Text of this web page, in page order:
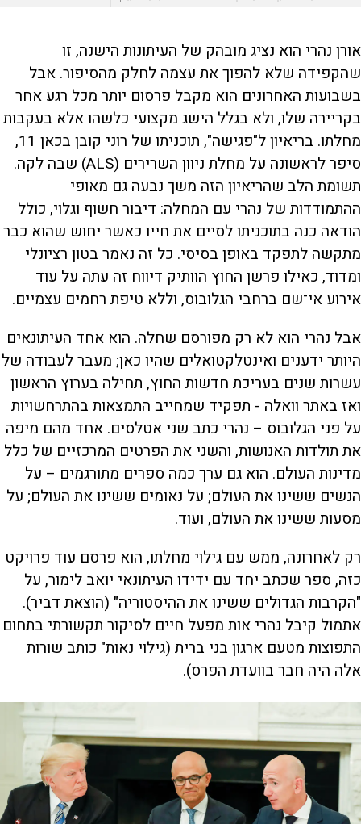
אורן נהרי הוא נציג מובהק של העיתונות הישנה, זו
שהקפידה שלא להפוך את עצמה לחלק מהסיפור. אבל
בשבועות האחרונים הוא מקבל פרסום יותר מכל רגע אחר
בקריירה שלו, ולא בגלל הישג מקצועי כלשהו אלא בעקבות
מחלתו. בריאיון ל"פגישה", תוכניתו של רוני קובן בכאן 11,
סיפר לראשונה על מחלת ניוון השרירים (ALS) שבה לקה.
תשומת הלב שהריאיון הזה משך נבעה גם מאופי
ההתמודדות של נהרי עם המחלה: דיבור חשוף וגלוי, כולל
הודאה כנה בתוכניתו לסיים את חייו כאשר יחוש שהוא כבר
מתקשה לתפקד באופן בסיסי. כל זה נאמר בטון רציונלי
ומדוד, כאילו פרשן החוץ הוותיק דיווח זה עתה על עוד
אירוע אי־שם ברחבי הגלובוס, וללא טיפת רחמים עצמיים.
אבל נהרי הוא לא רק מפורסם שחלה. הוא אחד העיתונאים
היותר ידענים ואינטלקטואלים שהיו כאן; מעבר לעבודה של
עשרות שנים בעריכת חדשות החוץ, תחילה בערוץ הראשון
ואז באתר וואלה - תפקיד שמחייב התמצאות בהתרחשויות
על פני הגלובוס – נהרי כתב שני אטלסים. אחד מהם מיפה
את תולדות האנושות, והשני את הפרטים המרכזיים של כלל
מדינות העולם. הוא גם ערך כמה ספרים מתורגמים – על
הנשים ששינו את העולם; על נאומים ששינו את העולם; על
מסעות ששינו את העולם, ועוד.
רק לאחרונה, ממש עם גילוי מחלתו, הוא פרסם עוד פרויקט
כזה, ספר שכתב יחד עם ידידו העיתונאי יואב לימור, על
"הקרבות הגדולים ששינו את ההיסטוריה" (הוצאת דביר).
אתמול קיבל נהרי אות מפעל חיים לסיקור תקשורתי בתחום
התפוצות מטעם ארגון בני ברית (גילוי נאות" כותב שורות
אלה היה חבר בוועדת הפרס).